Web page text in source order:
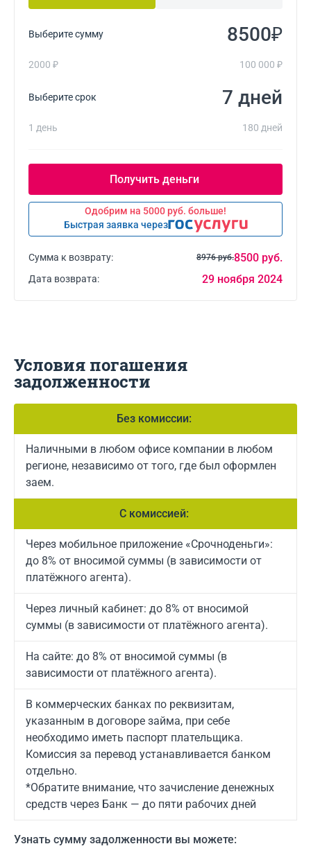
Выберите сумму ₽
2000 ₽ 100 000 ₽
Выберите срок дней
1 день 180 дней
Одобрим на 5000 руб. больше!
Быстрая заявка через
Сумма к возврату: 8500 руб.
8976 руб.
Дата возврата: 29 ноября 2024
Условия погашения
задолженности
Без комиссии:
Наличными в любом офисе компании в любом
регионе, независимо от того, где был оформлен
заем.
С комиссией:
Через мобильное приложение «Срочноденьги»:
до 8% от вносимой суммы (в зависимости от
платёжного агента).
Через личный кабинет: до 8% от вносимой
суммы (в зависимости от платёжного агента).
На сайте: до 8% от вносимой суммы (в
зависимости от платёжного агента).
В коммерческих банках по реквизитам,
указанным в договоре займа, при себе
необходимо иметь паспорт плательщика.
Комиссия за перевод устанавливается банком
отдельно.
*Обратите внимание, что зачисление денежных
средств через Банк — до пяти рабочих дней
Узнать сумму задолженности вы можете: